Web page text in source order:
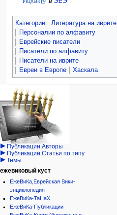
Категории:
Литература на иврите
Персоналии по алфавиту
Еврейские писатели
Писатели по алфавиту
Писатели на иврите
Евреи в Европе
Хаскала
Навигация
персональные инструменты
войти
запрос
учётной
записи
категории
Израиль:Страна и
государство
Иудаизм
Народ
Проекты
Проекты/Участники/
дополнения
Публикации:Авторы
Публикации:Статьи по типу
Темы
ежевиковый куст
ЕжеВиКа,Еврейская Вики-
энциклопедия
ЕжеВиКа-ТаНаХ
ЕжеВиКа-Публикации